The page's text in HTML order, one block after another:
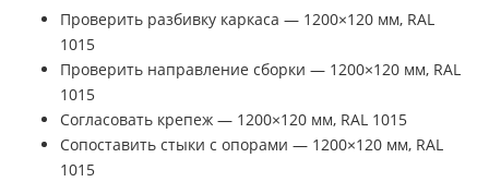
Проверить разбивку каркаса — 1200×120 мм, RAL
1015
Проверить направление сборки — 1200×120 мм, RAL
1015
Согласовать крепеж — 1200×120 мм, RAL 1015
Сопоставить стыки с опорами — 1200×120 мм, RAL
1015